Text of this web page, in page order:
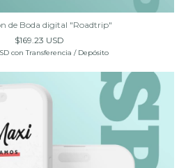
de Boda digital "Roadtrip"
$169.23 USD
con Transferencia / Depósito